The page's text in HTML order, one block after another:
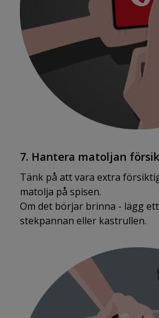
7. Hantera matoljan
Tänk på att vara extra
matolja på spisen.
Om det börjar brinna - lägg
stekpannan eller kastrullen.